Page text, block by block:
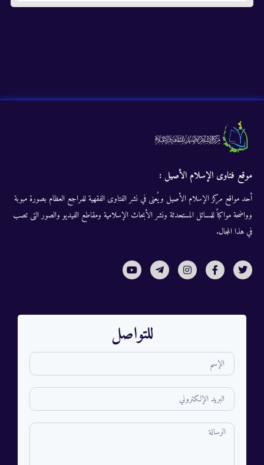
موقع فتاوى الإسلام الأصيل :
أحد مواقع مركز الإسلام الأصيل ويُعنى في نشر الفتاوى الفقهية للمراجع العظام بصورة مبوبة
وواضحة مواكباً للمسائل المستحدثة ونشر الأبحاث الإسلامية ومقاطع الفيديو والصور التى تصب
في هذا المجال.
للتواصل